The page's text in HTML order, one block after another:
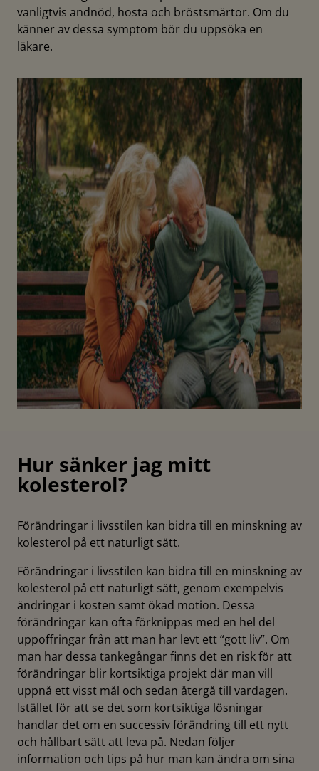
vanligtvis andnöd, hosta och bröstsmärtor. Om du
känner av dessa symptom bör du uppsöka en
läkare.
Hur sänker jag mitt
kolesterol?
Förändringar i livsstilen kan bidra till en minskning av
kolesterol på ett naturligt sätt.
Förändringar i livsstilen kan bidra till en minskning av
kolesterol på ett naturligt sätt, genom exempelvis
ändringar i kosten samt ökad motion. Dessa
förändringar kan ofta förknippas med en hel del
uppoffringar från att man har levt ett “gott liv”. Om
man har dessa tankegångar finns det en risk för att
förändringar blir kortsiktiga projekt där man vill
uppnå ett visst mål och sedan återgå till vardagen.
Istället för att se det som kortsiktiga lösningar
handlar det om en successiv förändring till ett nytt
och hållbart sätt att leva på. Nedan följer
information och tips på hur man kan ändra om sina